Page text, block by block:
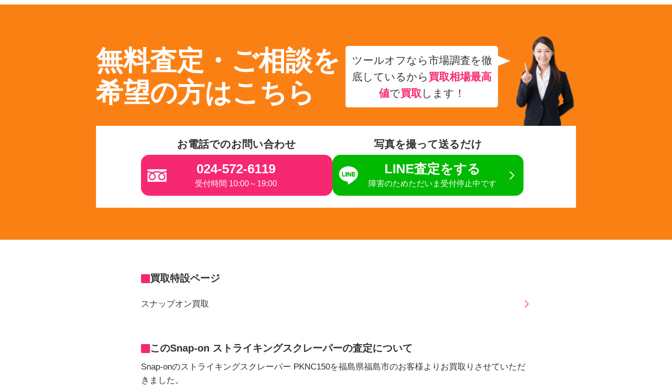
無料査定・ご相談を
希望の方はこちら
ツールオフなら市場調査を徹
底しているから 買取相場最高
値で買取 します！
お電話でのお問い合わせ
024-572-6119
受付時間 10:00～19:00
写真を撮って送るだけ
LINE査定をする
障害のためただいま受付停止中です
買取特設ページ
スナップオン買取
このSnap-on ストライキングスクレーパーの査定について
Snap-onのストライキングスクレーパー PKNC150を福島県福島市のお客様よりお買取りさせていただ
きました。